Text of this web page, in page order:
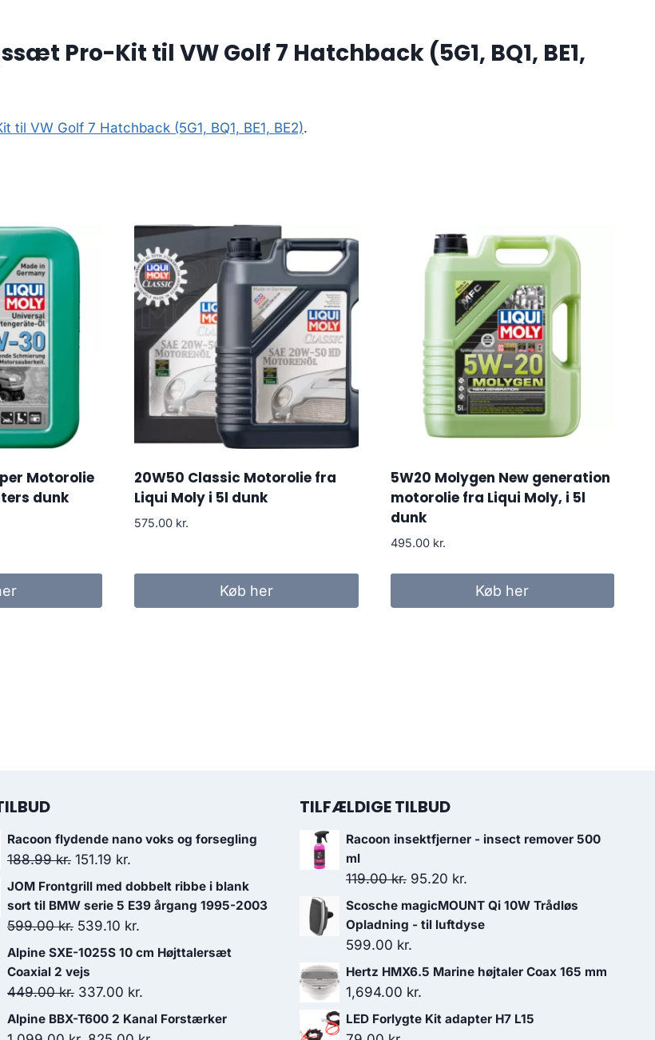
Pro-Kit til VW Golf 7 Hatchback (5G1, BQ1, BE1,
VW Golf 7 Hatchback (5G1, BQ1, BE1, BE2).
Motorolie
dunk
20W50 Classic Motorolie fra
Liqui Moly i 5l dunk
575.00 kr.
Køb her
5W20 Molygen New generation
motorolie fra Liqui Moly, i 5l
dunk
495.00 kr.
Køb her
Racoon flydende nano voks og forsegling
188.99kr. Den
oprindelige
pris
var:
188.99 kr..
151.19 kr.
aktuelle
pris
er:
151.19 kr..
JOM Frontgrill med dobbelt ribbe i blank
sort til BMW serie 5 E39 årgang 1995-2003
599.00kr. Den
oprindelige
pris
var:
599.00 kr..
539.10 kr.
aktuelle
er:
539.10 kr..
Alpine SXE-1025S 10 cm Højttalersæt
Coaxial 2 vejs
449.00kr. Den
oprindelige
pris
337.00 kr.
aktuelle
pris
Alpine BBX-T600 2 Kanal Forstærker
TILFÆLDIGE TILBUD
Racoon insektfjerner - insect remover 500
ml
119.00kr. Den
oprindelige
pris
119.00 kr..
95.20 kr.
aktuelle
pris
95.20 kr..
Scosche magicMOUNT Qi 10W Trådløs
Opladning - til luftdyse
599.00 kr.
Hertz HMX6.5 Marine højtaler Coax 165 mm
1,694.00 kr.
LED Forlygte Kit adapter H7 L15